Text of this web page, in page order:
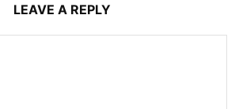
LEAVE A REPLY